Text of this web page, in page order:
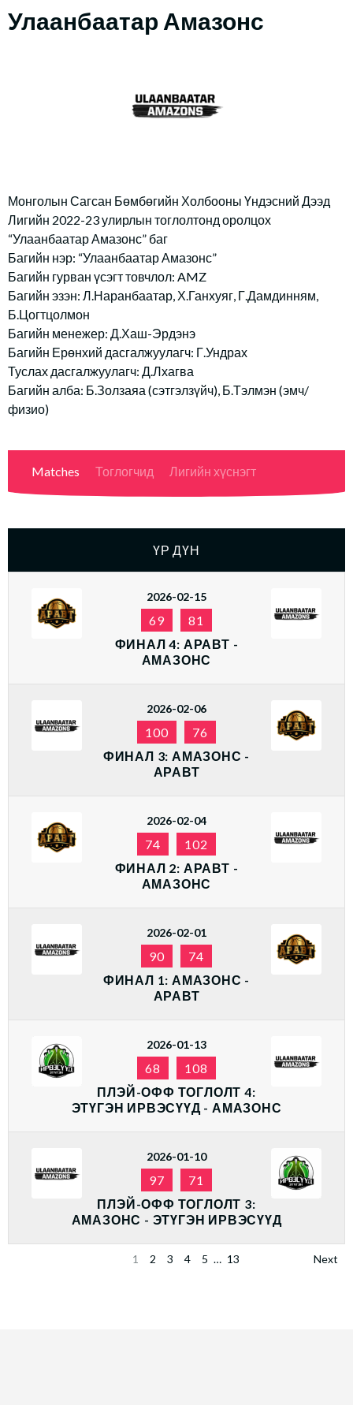
Улаанбаатар Амазонс
Монголын Сагсан Бөмбөгийн Холбооны Үндэсний Дээд
Лигийн 2022-23 улирлын тоглолтонд оролцох
“Улаанбаатар Амазонс” баг
Багийн нэр: “Улаанбаатар Амазонс”
Багийн гурван үсэгт товчлол: AMZ
Багийн эзэн: Л.Наранбаатар, Х.Ганхуяг, Г.Дамдинням,
Б.Цогтцолмон
Багийн менежер: Д.Хаш-Эрдэнэ
Багийн Ерөнхий дасгалжуулагч: Г.Ундрах
Туслах дасгалжуулагч: Д.Лхагва
Багийн алба: Б.Золзаяа (сэтгэлзүйч), Б.Тэлмэн (эмч/
физио)
Matches Тоглогчид Лигийн хүснэгт
ҮР ДҮН
2026-02-15
69
81
ФИНАЛ 4: АРАВТ -
АМАЗОНС
2026-02-06
100
76
ФИНАЛ 3: АМАЗОНС -
АРАВТ
2026-02-04
74
102
ФИНАЛ 2: АРАВТ -
АМАЗОНС
2026-02-01
90
74
ФИНАЛ 1: АМАЗОНС -
АРАВТ
2026-01-13
68
108
ПЛЭЙ-ОФФ ТОГЛОЛТ 4:
ЭТҮГЭН ИРВЭСҮҮД - АМАЗОНС
2026-01-10
97
71
ПЛЭЙ-ОФФ ТОГЛОЛТ 3:
АМАЗОНС - ЭТҮГЭН ИРВЭСҮҮД
1 2 3 4 5 … 13 Next